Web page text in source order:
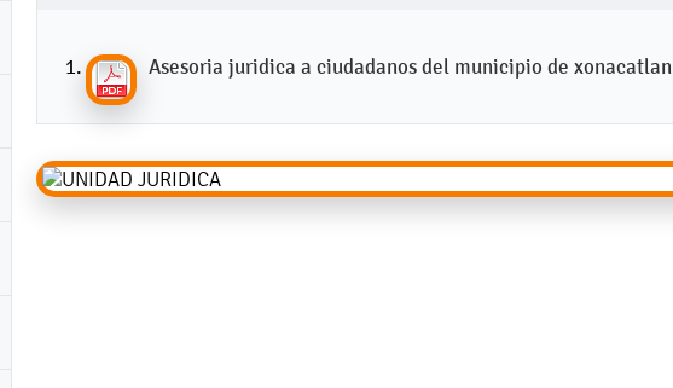
Asesoria juridica a ciudadanos del municipio de xonacatlan